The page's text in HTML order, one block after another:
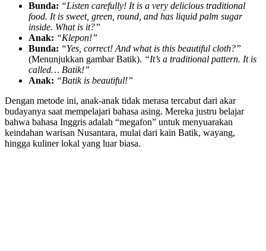
Bunda: “Listen carefully! It is a very delicious traditional
food. It is sweet, green, round, and has liquid palm sugar
inside. What is it?”
Anak: “Klepon!”
Bunda: “Yes, correct! And what is this beautiful cloth?”
(Menunjukkan gambar Batik). “It’s a traditional pattern. It is
called… Batik!”
Anak: “Batik is beautiful!”
Dengan metode ini, anak-anak tidak merasa tercabut dari akar
budayanya saat mempelajari bahasa asing. Mereka justru belajar
bahwa bahasa Inggris adalah “megafon” untuk menyuarakan
keindahan warisan Nusantara, mulai dari kain Batik, wayang,
hingga kuliner lokal yang luar biasa.